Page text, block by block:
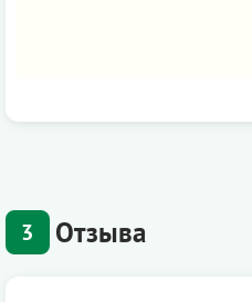
3 Отзыва